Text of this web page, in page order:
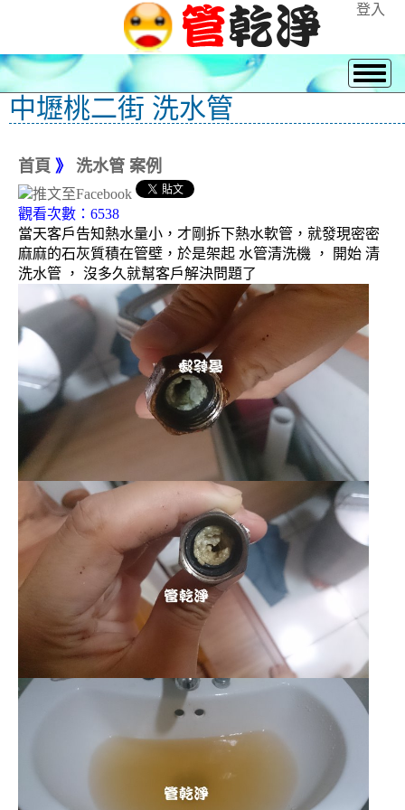
登入
中壢桃二街 洗水管
首頁 》 洗水管 案例
觀看次數：6538
當天客戶告知熱水量小，才剛拆下熱水軟管，就發現密密
麻麻的石灰質積在管壁，於是架起 水管清洗機 ， 開始 清
洗水管 ， 沒多久就幫客戶解決問題了